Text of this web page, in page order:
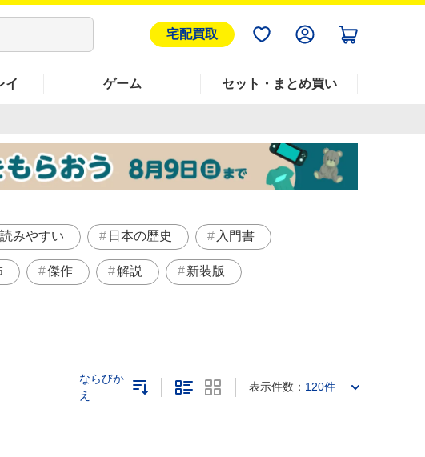
宅配買取
イ ゲーム セット・まとめ買い
読みやすい 日本の歴史 入門書
傑作 解説 新装版
ならびか
え
表示件数： 120件